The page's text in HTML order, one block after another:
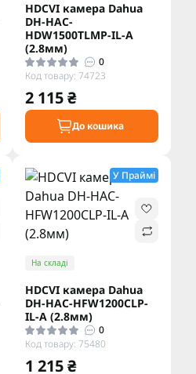
HDCVI камера Dahua
DH-HAC-
HDW1500TLMP-IL-A
(2.8мм)
0
Код товару: 74723
2 115 ₴
До кошика
У Праймі
На складі
HDCVI камера Dahua
DH-HAC-HFW1200CLP-
IL-A (2.8мм)
0
Код товару: 75480
1 215 ₴